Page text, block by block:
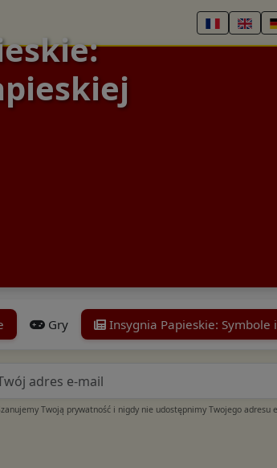
Gry Insygnia Papieskie: Symbole
Twoją prywatność i nigdy nie udostępnimy Twojego adresu